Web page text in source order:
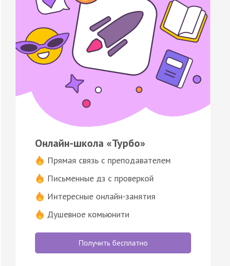
Онлайн-школа «Турбо»
Прямая связь с преподавателем
Письменные дз с проверкой
Интересные онлайн-занятия
Душевное комьюнити
Получить бесплатно